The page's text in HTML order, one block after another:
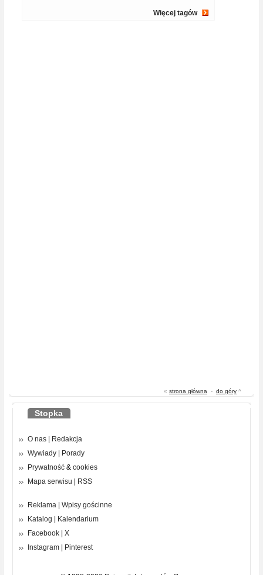
Więcej tagów
« strona główna - do góry ^
Stopka
O nas
Redakcja
Wywiady
Porady
Prywatność & cookies
Mapa serwisu
RSS
Reklama
Wpisy gościnne
Katalog
Kalendarium
Facebook
X
Instagram
Pinterest